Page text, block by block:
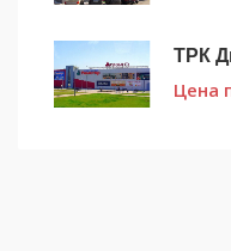
ТРК
Цена